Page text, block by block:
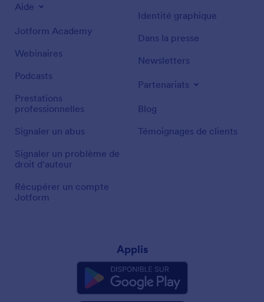
Aide
Jotform Academy
Webinaires
Podcasts
Prestations
professionnelles
Signaler un abus
Signaler un problème de
droit d'auteur
Récupérer un compte
Jotform
Identité graphique
Dans la presse
Newsletters
Partenariats
Blog
Témoignages de clients
Applis